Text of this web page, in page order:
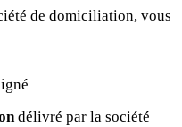
de domiciliation, vous
délivré par la société